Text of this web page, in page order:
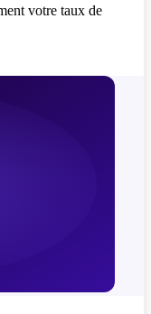
votre taux de